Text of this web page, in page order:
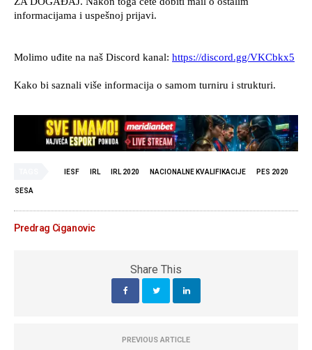
IESF IRL IRL 2020 NACIONALNE KVALIFIKACIJE PES 2020
SESA
Predrag Ciganovic
Share This
PREVIOUS ARTICLE